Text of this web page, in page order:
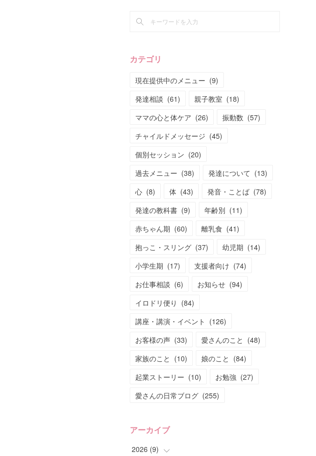
カテゴリ
現在提供中のメニュー (9)
発達相談 (61) 親子教室 (18)
ママの心と体ケア (26) 振動数 (57)
チャイルドメッセージ (45)
個別セッション (20)
過去メニュー (38) 発達について (13)
心 (8) 体 (43) 発音・ことば (78)
発達の教科書 (9) 年齢別 (11)
赤ちゃん期 (60) 離乳食 (41)
抱っこ・スリング (37) 幼児期 (14)
小学生期 (17) 支援者向け (74)
お仕事相談 (6) お知らせ (94)
イロドリ便り (84)
講座・講演・イベント (126)
お客様の声 (33) 愛さんのこと (48)
家族のこと (10) 娘のこと (84)
起業ストーリー (10) お勉強 (27)
愛さんの日常ブログ (255)
アーカイブ
2026 (9)